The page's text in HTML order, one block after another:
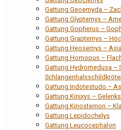
Gattung Geoemyda –
Gattung Glyptemys –
Gattung Gopherus –
Gattung Graptemys –
Gattung Heosemys –
Gattung Homopus –
Gattung Hydromedusa –
Gattung Indotestudo –
Gattung Kinixys –
Gattung Kinosternon –
Gattung Lepidochelys
Gattung Leucocephalon